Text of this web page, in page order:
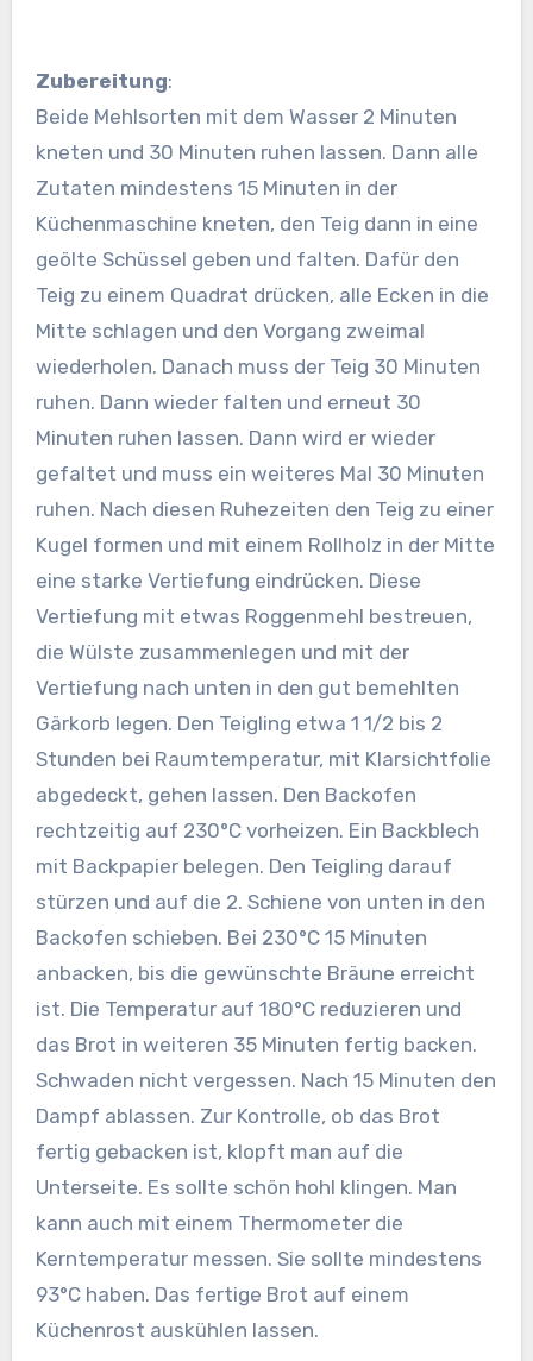
Zubereitung:
Beide Mehlsorten mit dem Wasser 2 Minuten
kneten und 30 Minuten ruhen lassen. Dann alle
Zutaten mindestens 15 Minuten in der
Küchenmaschine kneten, den Teig dann in eine
geölte Schüssel geben und falten. Dafür den
Teig zu einem Quadrat drücken, alle Ecken in die
Mitte schlagen und den Vorgang zweimal
wiederholen. Danach muss der Teig 30 Minuten
ruhen. Dann wieder falten und erneut 30
Minuten ruhen lassen. Dann wird er wieder
gefaltet und muss ein weiteres Mal 30 Minuten
ruhen. Nach diesen Ruhezeiten den Teig zu einer
Kugel formen und mit einem Rollholz in der Mitte
eine starke Vertiefung eindrücken. Diese
Vertiefung mit etwas Roggenmehl bestreuen,
die Wülste zusammenlegen und mit der
Vertiefung nach unten in den gut bemehlten
Gärkorb legen. Den Teigling etwa 1 1/2 bis 2
Stunden bei Raumtemperatur, mit Klarsichtfolie
abgedeckt, gehen lassen. Den Backofen
rechtzeitig auf 230°C vorheizen. Ein Backblech
mit Backpapier belegen. Den Teigling darauf
stürzen und auf die 2. Schiene von unten in den
Backofen schieben. Bei 230°C 15 Minuten
anbacken, bis die gewünschte Bräune erreicht
ist. Die Temperatur auf 180°C reduzieren und
das Brot in weiteren 35 Minuten fertig backen.
Schwaden nicht vergessen. Nach 15 Minuten den
Dampf ablassen. Zur Kontrolle, ob das Brot
fertig gebacken ist, klopft man auf die
Unterseite. Es sollte schön hohl klingen. Man
kann auch mit einem Thermometer die
Kerntemperatur messen. Sie sollte mindestens
93°C haben. Das fertige Brot auf einem
Küchenrost auskühlen lassen.